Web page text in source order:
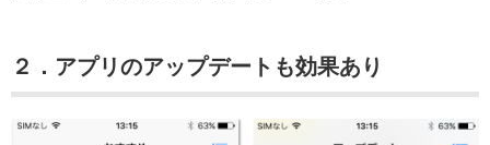
２．アプリのアップデートも効果あり